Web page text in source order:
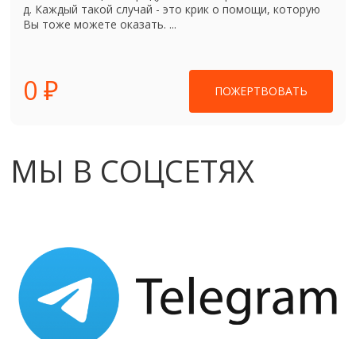
д. Каждый такой случай - это крик о помощи, которую
Вы тоже можете оказать. ...
0 ₽ ПОЖЕРТВОВАТЬ
МЫ В СОЦСЕТЯХ